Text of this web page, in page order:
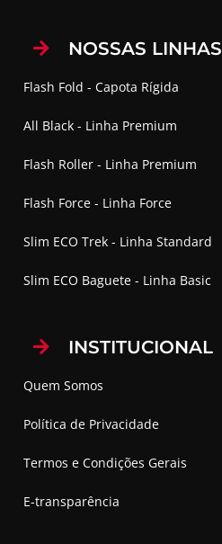
NOSSAS LINHAS
Flash Fold - Capota Rígida
All Black - Linha Premium
Flash Roller - Linha Premium
Flash Force - Linha Force
Slim ECO Trek - Linha Standard
Slim ECO Baguete - Linha Basic
INSTITUCIONAL
Quem Somos
Política de Privacidade
Termos e Condições Gerais
E-transparência